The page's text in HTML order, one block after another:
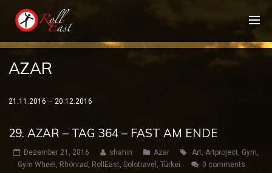
AZAR
21.11.2016 – 20.12.2016
29. AZAR – TAG 364 – FAST AM ENDE
Dezember 21, 2016 shahin Azar Art, Artproject, Gym,
Gym Wheel , Rhönrad , RollEast, Solotravel , Türkei 0 comments